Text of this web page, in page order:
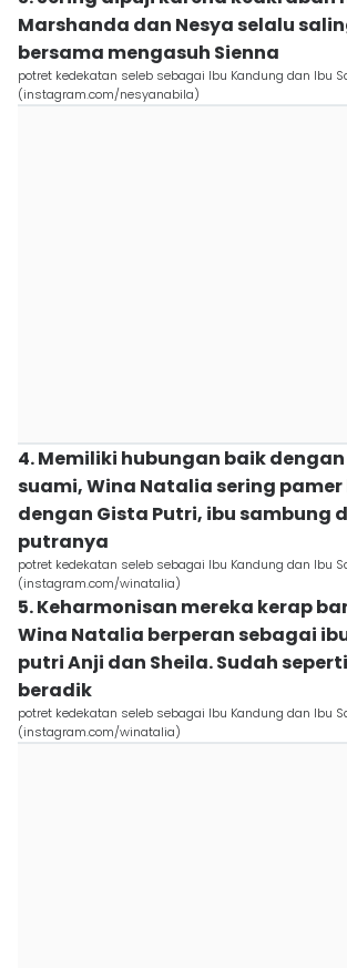
Marshanda dan Nesya selalu
bersama mengasuh Sienna
potret kedekatan seleb sebagai Ibu Kandung dan Ibu
(instagram.com/nesyanabila)
4. Memiliki hubungan baik
suami, Wina Natalia sering
dengan Gista Putri, ibu sambung
putranya
potret kedekatan seleb sebagai Ibu Kandung dan Ibu
(instagram.com/winatalia)
5. Keharmonisan mereka kerap
Wina Natalia berperan sebagai
putri Anji dan Sheila. Sudah
beradik
potret kedekatan seleb sebagai Ibu Kandung dan Ibu
(instagram.com/winatalia)